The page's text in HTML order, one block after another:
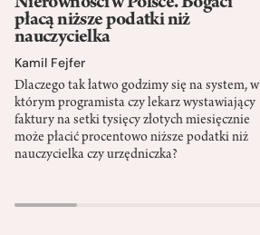
płacą niższe podatki niż
nauczycielka
Kamil Fejfer
Dlaczego tak łatwo godzimy się na system, w
którym programista czy lekarz wystawiający
faktury na setki tysięcy złotych miesięcznie
może płacić procentowo niższe podatki niż
nauczycielka czy urzędniczka?